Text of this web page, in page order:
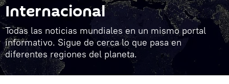
Internacional
Todas las noticias mundiales en un mismo portal
informativo. Sigue de cerca lo que pasa en
diferentes regiones del planeta.